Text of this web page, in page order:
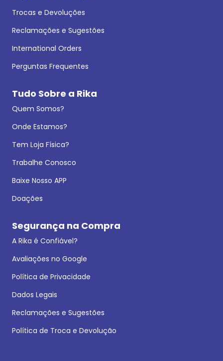
Trocas e Devoluções
Reclamações e Sugestões
International Orders
Perguntas Frequentes
Tudo Sobre a Rika
Quem Somos?
Onde Estamos?
Tem Loja Física?
Trabalhe Conosco
Baixe Nosso APP
Doações
Segurança na Compra
A Rika é Confiável?
Avaliações no Google
Política de Privacidade
Dados Legais
Reclamações e Sugestões
Política de Troca e Devolução